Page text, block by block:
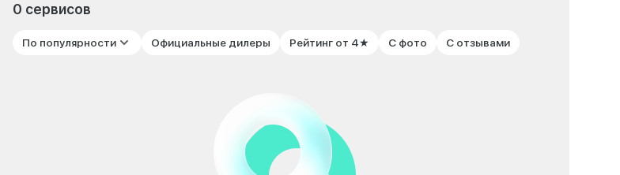
0 сервисов
По популярности Официальные дилеры Рейтинг от 4★ С фото С отзывами